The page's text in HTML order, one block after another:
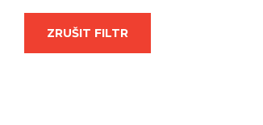
ZRUŠIT FILTR